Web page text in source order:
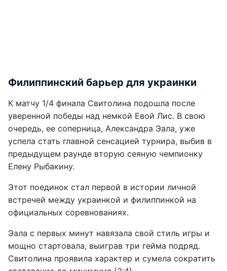
Филиппинский барьер для украинки
К матчу 1/4 финала Свитолина подошла после
уверенной победы над немкой Евой Лис. В свою
очередь, ее соперница, Александра Эала, уже
успела стать главной сенсацией турнира, выбив в
предыдущем раунде вторую сеяную чемпионку
Елену Рыбакину.
Этот поединок стал первой в истории личной
встречей между украинкой и филиппинкой на
официальных соревнованиях.
Эала с первых минут навязала свой стиль игры и
мощно стартовала, выиграв три гейма подряд.
Свитолина проявила характер и сумела сократить